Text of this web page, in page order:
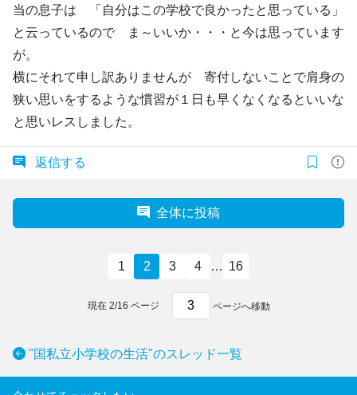
当の息子は 「自分はこの学校で良かったと思っている」
と云っているので ま～いいか・・・と今は思っています
が。
横にそれて申し訳ありませんが 寄付しないことで肩身の
狭い思いをするような慣習が１日も早くなくなるといいな
と思いレスしました。
返信する
全体に投稿
1 2 3 4 … 16
現在 2/16 ページ ページへ移動
"国私立小学校の生活"のスレッド一覧